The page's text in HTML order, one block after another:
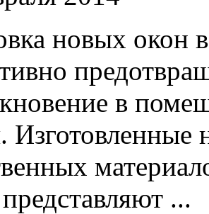
новых окон
в
Изготовленные
...